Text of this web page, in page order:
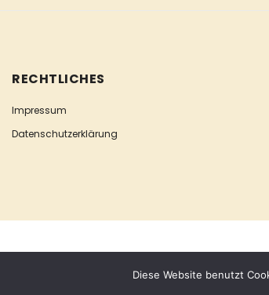
RECHTLICHES
Impressum
Datenschutzerklärung
Diese Website benutzt